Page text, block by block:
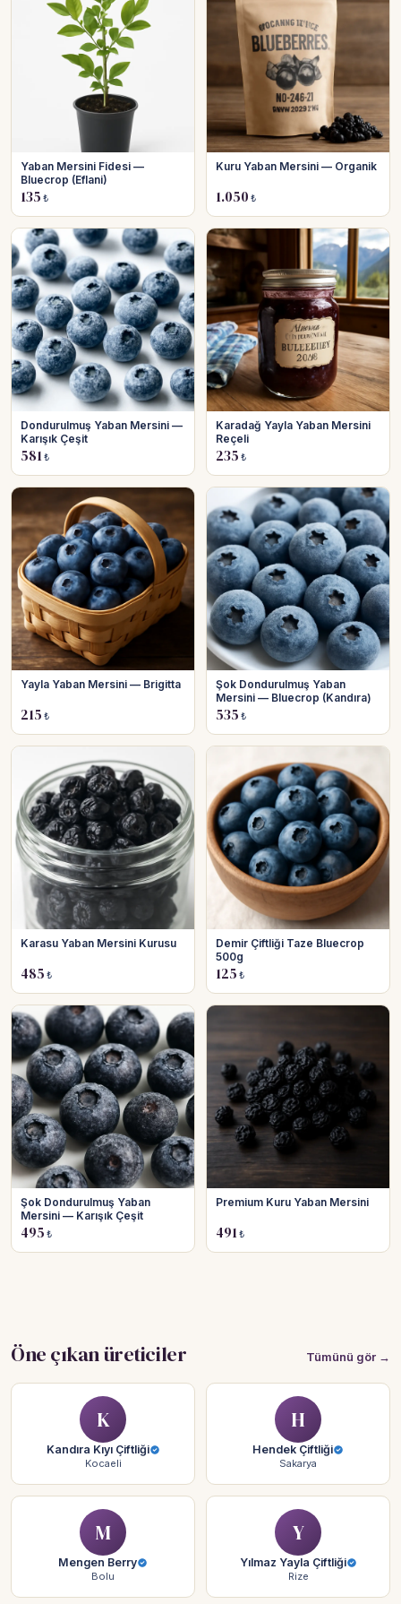
Yaban Mersini Fidesi —
Bluecrop (Eflani)
135 ₺
Kuru Yaban Mersini — Organik
1.050 ₺
Dondurulmuş Yaban Mersini —
Karışık Çeşit
581₺
Karadağ Yayla Yaban Mersini
Reçeli
235 ₺
Yayla Yaban Mersini — Brigitta
215 ₺
Şok Dondurulmuş Yaban
Mersini — Bluecrop (Kandıra)
535 ₺
Karasu Yaban Mersini Kurusu
485 ₺
Demir Çiftliği Taze Bluecrop
500g
125 ₺
Şok Dondurulmuş Yaban
Mersini — Karışık Çeşit
495 ₺
Premium Kuru Yaban Mersini
491₺
Öne çıkan üreticiler Tümünü gör →
K
Kandıra Kıyı Çiftliği
Kocaeli
H
Hendek Çiftliği
Sakarya
M
Mengen Berry
Bolu
Y
Yılmaz Yayla Çiftliği
Rize